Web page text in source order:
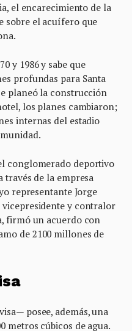
el encarecimiento de la
sobre el acuífero que
y 1986 y sabe que
profundas para Santa
planeó la construcción
los planes cambiaron;
internas del estadio
conglomerado deportivo
través de la empresa
representante Jorge
y contralor
firmó un acuerdo con
de 2100 millones de
posee, además, una
metros cúbicos de agua.